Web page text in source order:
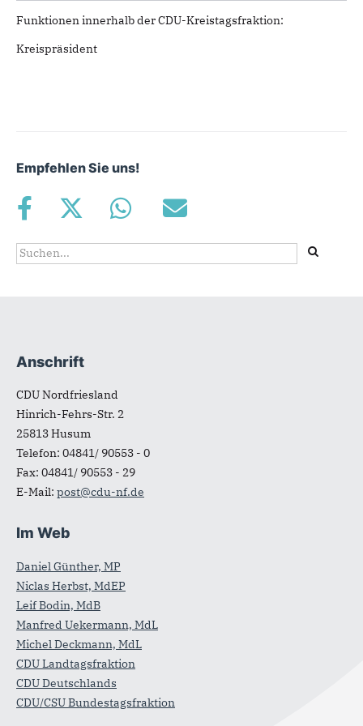
Funktionen innerhalb der CDU-Kreistagsfraktion:
Kreispräsident
Empfehlen Sie uns!
Suchformular
Suche
Fußbereich
Anschrift
CDU Nordfriesland
Hinrich-Fehrs-Str. 2
25813Husum
Telefon: 04841/ 90553 - 0
Fax: 04841/ 90553 - 29
E-Mail: post@cdu-nf.de
Im Web
Daniel Günther, MP
Niclas Herbst, MdEP
Leif Bodin, MdB
Manfred Uekermann, MdL
Michel Deckmann, MdL
CDU Landtagsfraktion
CDU Deutschlands
CDU/CSU Bundestagsfraktion